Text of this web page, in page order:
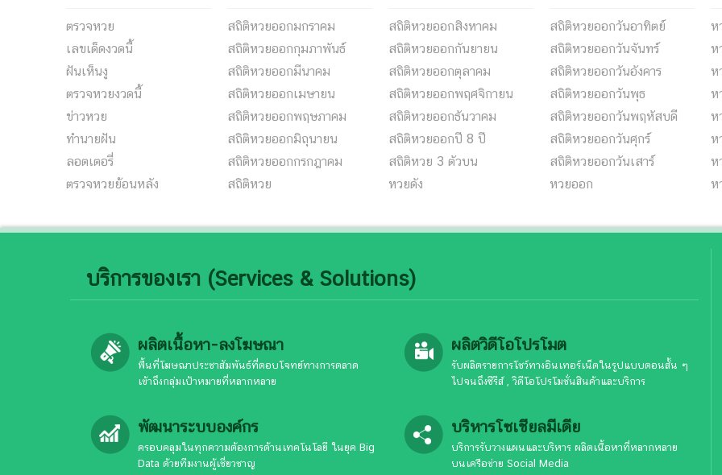
ตรวจหวย
เลขเด็ดงวดนี้
ฝันเห็นงู
ตรวจหวยงวดนี้
ข่าวหวย
ทํานายฝัน
ลอตเตอรี่
ตรวจหวยย้อนหลัง
สถิติหวยออกมกราคม
สถิติหวยออกกุมภาพันธ์
สถิติหวยออกมีนาคม
สถิติหวยออกเมษายน
สถิติหวยออกพฤษภาคม
สถิติหวยออกมิถุนายน
สถิติหวยออกกรกฎาคม
สถิติหวย
สถิติหวยออกสิงหาคม
สถิติหวยออกกันยายน
สถิติหวยออกตุลาคม
สถิติหวยออกพฤศจิกายน
สถิติหวยออกธันวาคม
สถิติหวยออกปี 8 ปี
สถิติหวย 3 ตัวบน
หวยดัง
สถิติหวยออกวันอาทิตย์
สถิติหวยออกวันจันทร์
สถิติหวยออกวันอังคาร
สถิติหวยออกวันพุธ
สถิติหวยออกวันพฤหัสบดี
สถิติหวยออกวันศุกร์
สถิติหวยออกวันเสาร์
หวยออก
ห
ห
ห
ห
ห
ห
ห
ห
บริการของเรา (Services & Solutions)
ผลิตเนื้อหา-ลงโฆษณา
พื้นที่โฆษณาประชาสัมพันธ์ที่ตอบโจทย์ทางการตลาด
เข้าถึงกลุ่มเป้าหมายที่หลากหลาย
ผลิตวิดีโอโปรโมต
รับผลิตรายการโชว์ทางอินเทอร์เน็ตในรูปแบบตอนสั้น ๆ
ไปจนถึงซีรีส์ , วิดีโอโปรโมชั่นสินค้าและบริการ
พัฒนาระบบองค์กร
ครอบคลุมในทุกความต้องการด้านเทคโนโลยี ในยุค Big
Data ด้วยทีมงานผู้เชี่ยวชาญ
บริหารโซเชียลมีเดีย
บริการรับวางแผนและบริหาร ผลิตเนื้อหาที่หลากหลาย
บนเครือข่าย Social Media